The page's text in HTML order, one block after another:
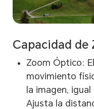
Capacidad de
Zoom Óptico:
movimiento
la imagen, igual
Ajusta la